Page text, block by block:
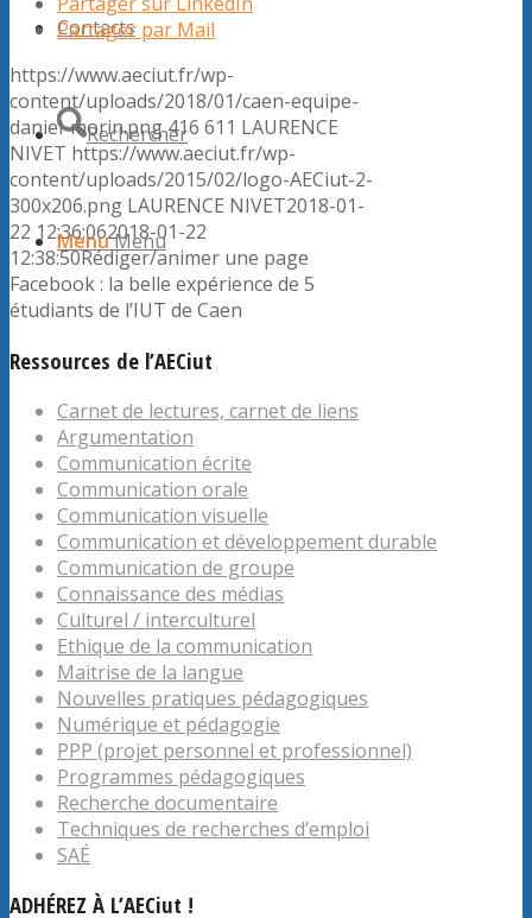
Contacts
Rechercher
MenuMenu
Partager par Mail
https://www.aeciut.fr/wp-
content/uploads/2018/01/caen-equipe-
daniel-morin.png 416 611 LAURENCE
NIVET https://www.aeciut.fr/wp-
content/uploads/2015/02/logo-AECiut-2-
300x206.png LAURENCE NIVET2018-01-
22 12:36:062018-01-22
12:38:50Rédiger/animer une page
Facebook : la belle expérience de 5
étudiants de l’IUT de Caen
Ressources de l’AECiut
Carnet de lectures, carnet de liens
Argumentation
Communication écrite
Communication orale
Communication visuelle
Communication et développement durable
Communication de groupe
Connaissance des médias
Culturel / interculturel
Ethique de la communication
Maitrise de la langue
Nouvelles pratiques pédagogiques
Numérique et pédagogie
PPP (projet personnel et professionnel)
Programmes pédagogiques
Recherche documentaire
Techniques de recherches d’emploi
SAÉ
ADHÉREZ À L’AECiut !